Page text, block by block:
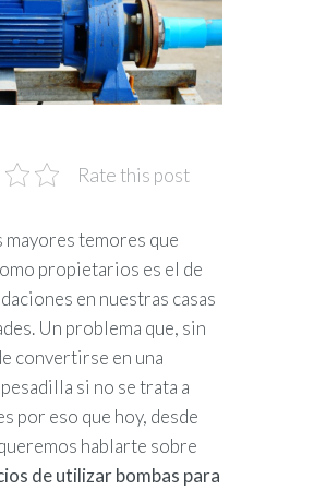
Rate this post
mayores temores que
propietarios es el de
en nuestras casas
Un problema que, sin
convertirse en una
si no se trata a
por eso que hoy, desde
hablarte sobre
de utilizar bombas para